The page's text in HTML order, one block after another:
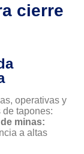
cierre
operativas y
tapones:
minas:
a altas